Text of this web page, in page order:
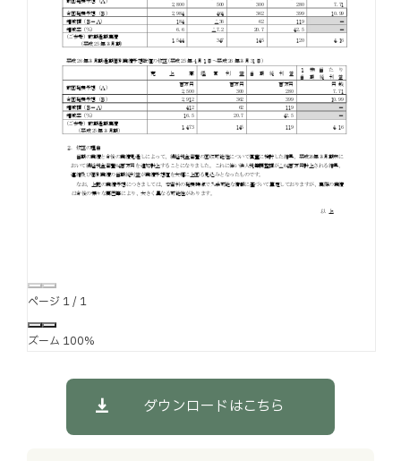
お問い合わせ
免責事項サイトマップ勧誘方針IRポリシー
ページ 1/ 1
ズーム 100%
ダウンロードはこちら